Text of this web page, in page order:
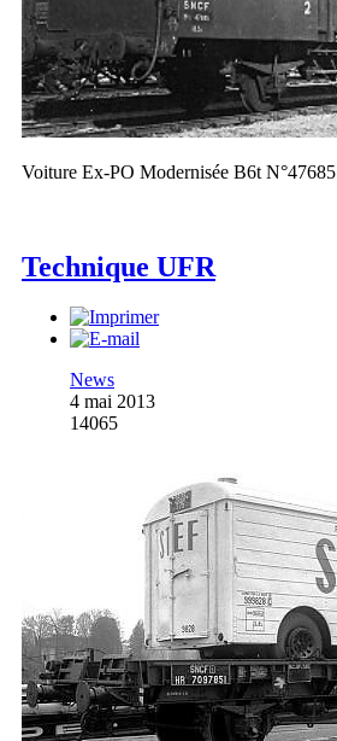
Voiture Ex-PO Modernisée B6t N°47685
Technique UFR
News
4 mai 2013
14065